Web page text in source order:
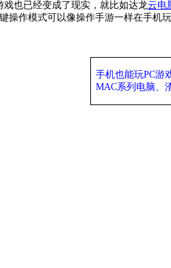
戏也已经变成了现实，就比如达龙云电
操作模式可以像操作手游一样在手机
手机也能玩PC游
MAC系列电脑、